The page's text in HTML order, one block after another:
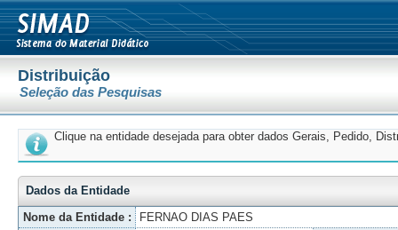
Distribuição
Seleção das Pesquisas
Clique na entidade desejada para obter dados Gerais, Pedido,
Dados da Entidade
Nome da Entidade :
FERNAO DIAS PAES